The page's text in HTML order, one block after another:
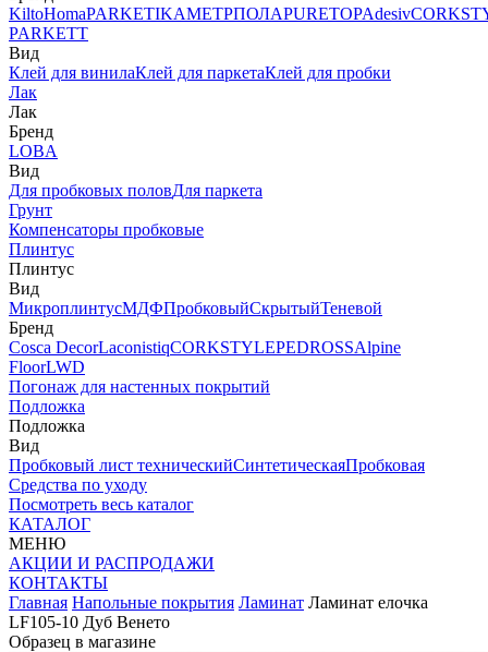
KiltoHomaPARKETIKAМЕТРПОЛАPURETOPAdesiv
PARKETT
Вид
Клей для винилаКлей для паркетаКлей для пробки
Лак
Лак
Бренд
LOBA
Вид
Для пробковых половДля паркета
Грунт
Компенсаторы пробковые
Плинтус
Плинтус
Вид
МикроплинтусМДФПробковыйСкрытыйТеневой
Бренд
Cosca DecorLaconistiqCORKSTYLEPEDROSSAlpine
FloorLWD
Погонаж для настенных покрытий
Подложка
Подложка
Вид
Пробковый лист техническийСинтетическаяПробковая
Средства по уходу
Посмотреть весь каталог
КАТАЛОГ
МЕНЮ
АКЦИИ И РАСПРОДАЖИ
КОНТАКТЫ
Главная Напольные покрытия Ламинат Ламинат елочка
LF105-10 Дуб Венето
Образец в магазине